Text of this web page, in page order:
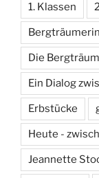
1. Klassen
Bergträumerin
Die
Ein Dialog
Erbstücke
Heute -
Jeannette